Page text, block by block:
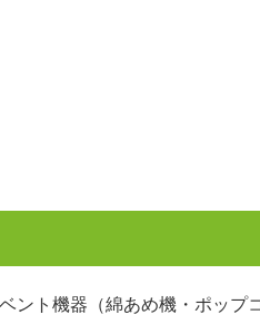
ト機器（綿あめ機・ポップ